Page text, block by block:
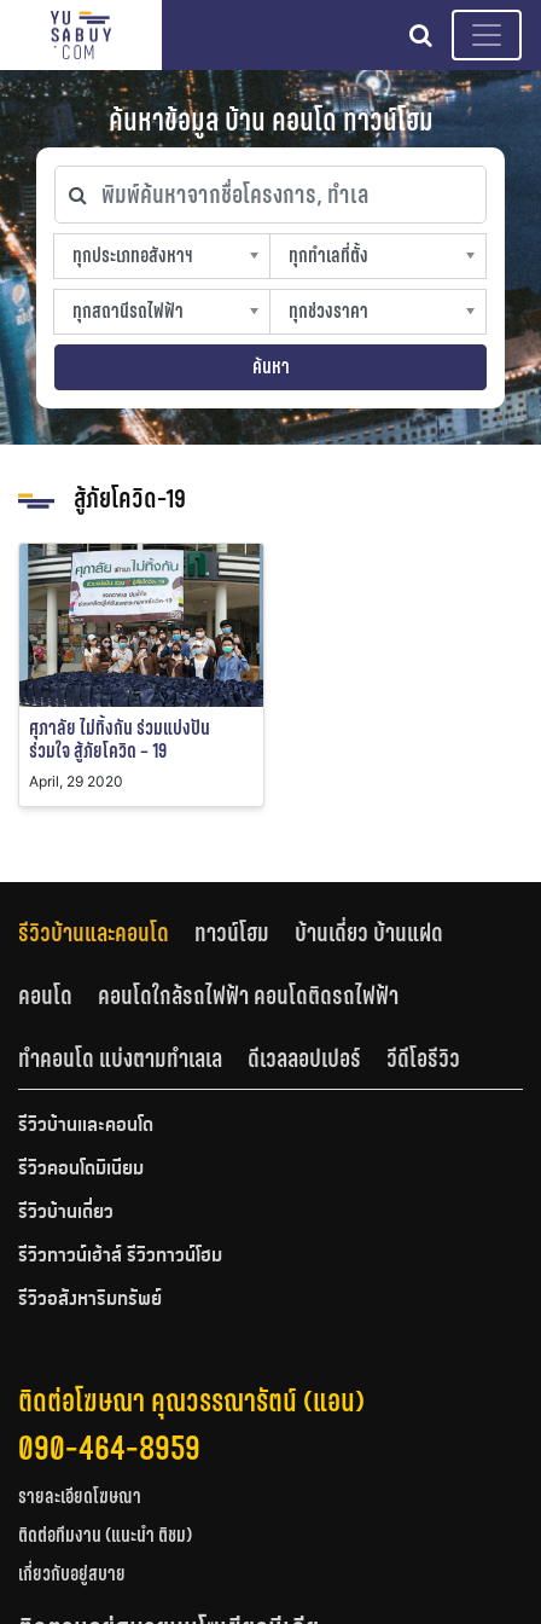
search
ค้นหาข้อมูล บ้าน คอนโด ทาวน์โฮม
พิมพ์ค้นหาจากชื่อโครงการ, ทำเล
ทุกประเภทอสังหาฯ
ทุกประเภทอสังหาฯ
sproperty
ทุกทำเลที่ตั้ง
ทุกทำเลที่ตั้ง
slocation
ทุกสถานีรถไฟฟ้า
ทุกสถานีรถไฟฟ้า
strain-station
ทุกช่วงราคา
ทุกช่วงราคา
sprice
ค้นหา
สู้ภัยโควิด-19
ศุภาลัย ไม่ทิ้งกัน ร่วมแบ่งปัน
ร่วมใจ สู้ภัยโควิด – 19
April, 29 2020
รีวิวบ้านและคอนโด ทาวน์โฮม
บ้านเดี่ยว บ้านแฝด
คอนโด
คอนโดใกล้รถไฟฟ้า คอนโดติดรถไฟฟ้า
ทำคอนโด แบ่งตามทำเลเล
ดีเวลลอปเปอร์ วีดีโอรีวิว
รีวิวบ้านและคอนโด
รีวิวคอนโดมิเนียม
รีวิวบ้านเดี่ยว
รีวิวทาวน์เฮ้าส์ รีวิวทาวน์โฮม
รีวิวอสังหาริมทรัพย์
ติดต่อโฆษณา คุณวรรณารัตน์ (แอน)
090-464-8959
รายละเอียดโฆษณา
ติดต่อทีมงาน (แนะนำ ติชม)
เกี่ยวกับอยู่สบาย